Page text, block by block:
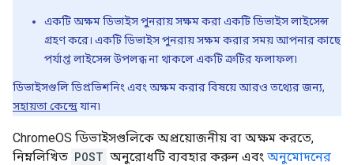
একটি অক্ষম ডিভাইস পুনরায় সক্ষম করা একটি ডিভাইস লাইসেন্স
গ্রহণ করে। একটি ডিভাইস পুনরায় সক্ষম করার সময় আপনার কাছে
পর্যাপ্ত লাইসেন্স উপলব্ধ না থাকলে একটি ত্রুটির ফলাফল৷
ডিভাইসগুলি ডিপ্রভিশনিং এবং অক্ষম করার বিষয়ে আরও তথ্যের জন্য,
সহায়তা কেন্দ্রেযান৷
ChromeOS ডিভাইসগুলিকে অপ্রয়োজনীয় বা অক্ষম করতে,
নিম্নলিখিত POST অনুরোধটি ব্যবহার করুন এবং অনুমোদনের